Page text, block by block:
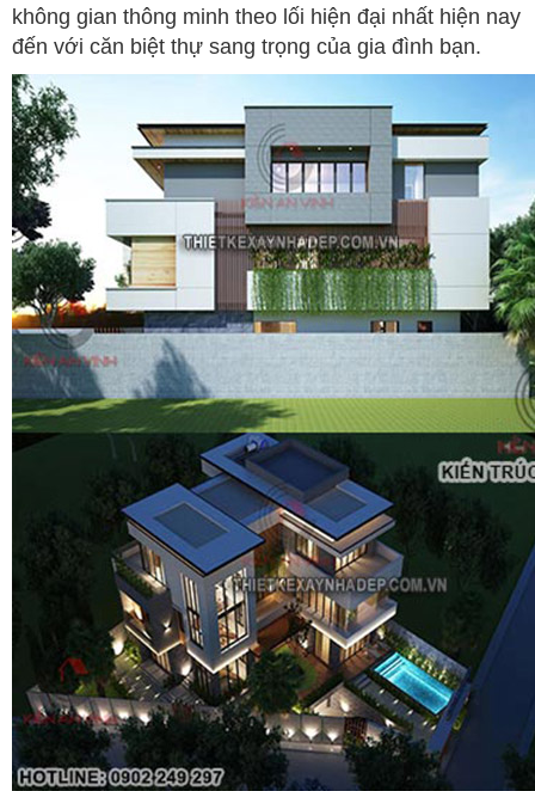
không gian thông minh theo lối hiện đại nhất hiện nay
đến với căn biệt thự sang trọng của gia đình bạn.